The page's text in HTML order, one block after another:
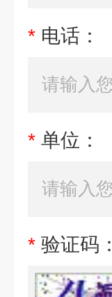
* 电话：
* 单位：
* 验证码：